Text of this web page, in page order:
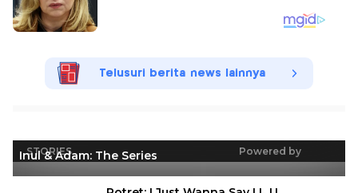
Telusuri berita news lainnya